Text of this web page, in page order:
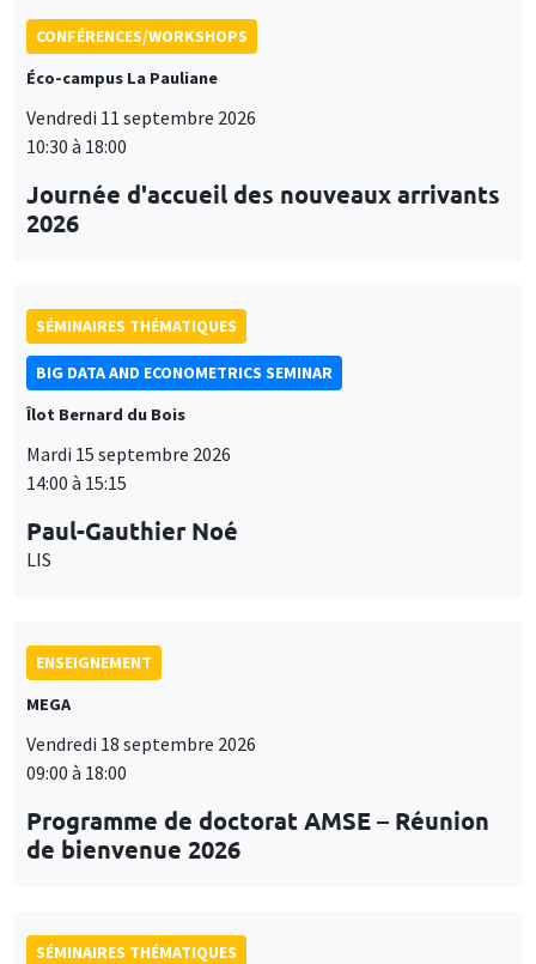
CONFÉRENCES/WORKSHOPS
Éco-campus La Pauliane
Vendredi 11 septembre 2026
10:30 à 18:00
Journée d'accueil des nouveaux arrivants
2026
SÉMINAIRES THÉMATIQUES
BIG DATA AND ECONOMETRICS SEMINAR
Îlot Bernard du Bois
Mardi 15 septembre 2026
14:00 à 15:15
Paul-Gauthier Noé
LIS
ENSEIGNEMENT
MEGA
Vendredi 18 septembre 2026
09:00 à 18:00
Programme de doctorat AMSE – Réunion
de bienvenue 2026
SÉMINAIRES THÉMATIQUES